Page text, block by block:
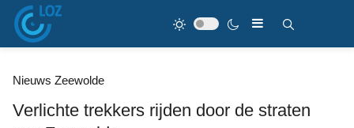
Nieuws Zeewolde
Verlichte trekkers rijden door de straten